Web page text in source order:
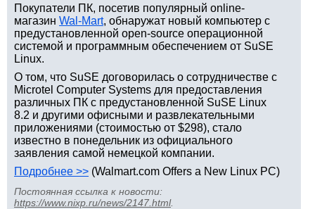
Покупатели ПК, посетив популярный online-
магазин Wal-Mart, обнаружат новый компьютер с
предустановленной open-source операционной
системой и программным обеспечением от SuSE
Linux.
О том, что SuSE договорилась о сотрудничестве с
Microtel Computer Systems для предоставления
различных ПК с предустановленной SuSE Linux
8.2 и другими офисными и развлекательными
приложениями (стоимостью от $298), стало
известно в понедельник из официального
заявления самой немецкой компании.
Подробнее >> (Walmart.com Offers a New Linux PC)
Постоянная ссылка к новости:
https://www.nixp.ru/news/2147.html.